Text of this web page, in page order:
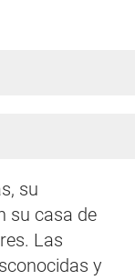
su
su casa de
Las
y